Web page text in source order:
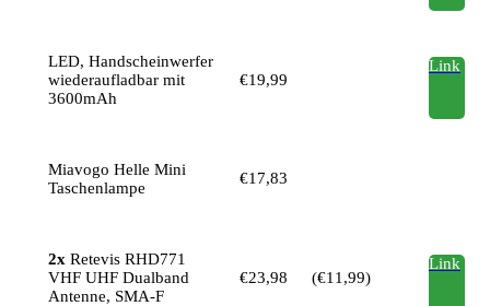
LED, Handscheinwerfer
wiederaufladbar mit
3600mAh
€19,99
Link
Miavogo Helle Mini
Taschenlampe
€17,83
2x Retevis RHD771
VHF UHF Dualband
Antenne, SMA-F
€23,98 (€11,99)
Link